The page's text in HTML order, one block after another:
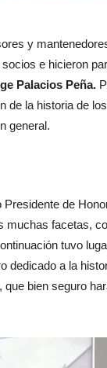
y
e hicieron
Palacios Peña.
de la historia de
general.
de
muchas facetas,
tuvo
dedicado a la
bien seguro